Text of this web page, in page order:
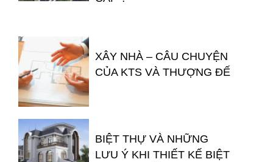
XÂY NHÀ – CÂU CHUYỆN
CỦA KTS VÀ THƯỢNG ĐẾ
BIỆT THỰ VÀ NHỮNG
LƯU Ý KHI THIẾT KẾ BIỆT